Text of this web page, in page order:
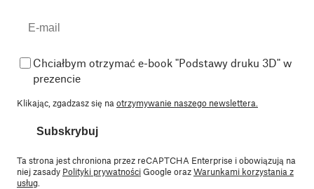
Chciałbym otrzymać e-book "Podstawy druku 3D" w
prezencie
Klikając, zgadzasz się na otrzymywanie naszego newslettera.
Subskrybuj
Ta strona jest chroniona przez reCAPTCHA Enterprise i obowiązują na
niej zasady Polityki prywatnościGoogle orazWarunkami korzystania z
usług